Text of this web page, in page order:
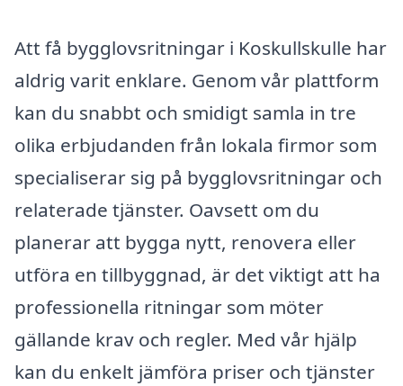
Att få bygglovsritningar i Koskullskulle har
aldrig varit enklare. Genom vår plattform
kan du snabbt och smidigt samla in tre
olika erbjudanden från lokala firmor som
specialiserar sig på bygglovsritningar och
relaterade tjänster. Oavsett om du
planerar att bygga nytt, renovera eller
utföra en tillbyggnad, är det viktigt att ha
professionella ritningar som möter
gällande krav och regler. Med vår hjälp
kan du enkelt jämföra priser och tjänster